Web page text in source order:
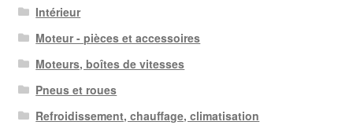
Intérieur
Moteur - pièces et accessoires
Moteurs, boîtes de vitesses
Pneus et roues
Refroidissement, chauffage, climatisation